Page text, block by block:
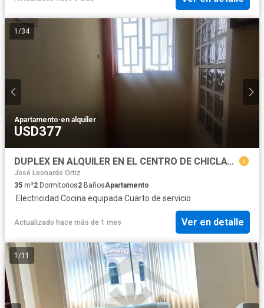
1 /34
Apartamento·en alquiler
USD377
DUPLEX EN ALQUILER EN EL CENTRO DE CHICLAYO
José Leonardo Ortiz
35 m²2 Dormitorios2 BañosApartamento
·Electricidad·Cocina equipada·Cuarto de servicio
Actualizado hace más de 1 mes Ver en detalle
1/11